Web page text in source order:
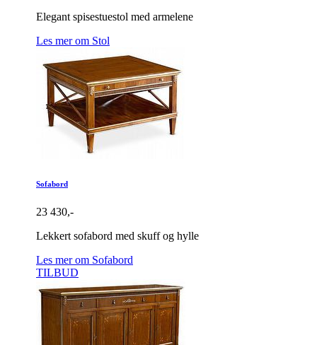
Elegant spisestuestol med armelene
Les mer om Stol
Sofabord
23 430,-
Lekkert sofabord med skuff og hylle
Les mer om Sofabord
TILBUD